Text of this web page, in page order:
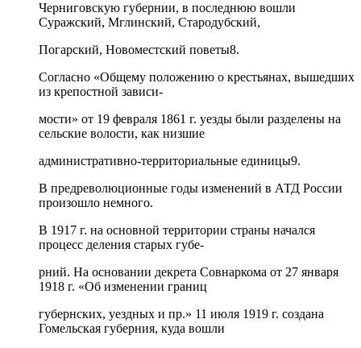
Черниговскую губернии, в последнюю вошли
Суражский, Мглинский, Стародубский,
Погарский, Новоместский поветы8.
Согласно «Общему положению о крестьянах, вышедших
из крепостной зависи-
мости» от 19 февраля 1861 г. уезды были разделены на
сельские волости, как низшие
административно-территориальные единицы9.
В предреволюционные годы изменений в АТД России
произошло немного.
В 1917 г. на основной территории страны начался
процесс деления старых губе-
рний. На основании декрета Совнаркома от 27 января
1918 г. «Об изменении границ
губернских, уездных и пр.» 11 июля 1919 г. создана
Гомельская губерния, куда вошли